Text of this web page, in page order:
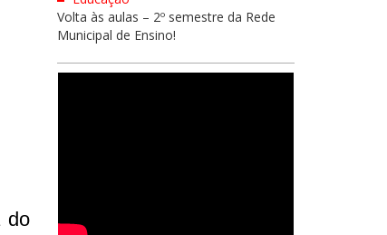
do
Volta às aulas – 2º semestre da Rede
Municipal de Ensino!